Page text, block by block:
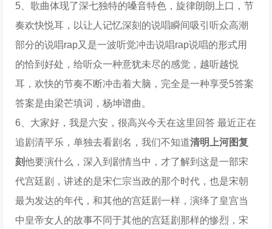
5、歌曲体现了深七独特的嗓音特色，旋律朗朗上口，节
奏欢快悦耳，以让人记忆深刻的说唱瞬间吸引听众高潮
部分的说唱rap又是一波听觉冲击说唱rap说唱的形式用
的恰到好处，给听众一种意犹未尽的感觉，越听越悦
耳，欢快的节奏不断冲击着大脑，完全是一种享受5答案
答案是由梁芒填词，杨坤谱曲。
6、大家好，我是六安，很高兴今天在这里回答 最近正在
追剧清平乐，单独去看剧名，我们不知道清明上河图复
刻他要演什么，深入到剧情当中，才了解到这是一部宋
代宫廷剧，讲述的是宋仁宗当政的那个时代，也是宋朝
最为发达的年代，和其他的宫廷剧一样，演绎了皇宫当
中皇帝女人的故事不同于其他的宫廷剧那样的惨烈，宋